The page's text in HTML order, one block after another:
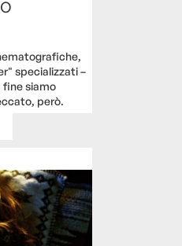
specializzati –
fine siamo
però.